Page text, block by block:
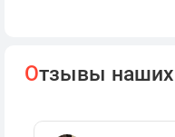
Отзывы наших